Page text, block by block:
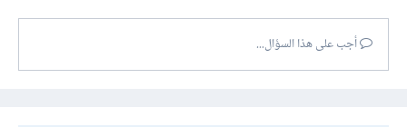
أجب على هذا السؤال...